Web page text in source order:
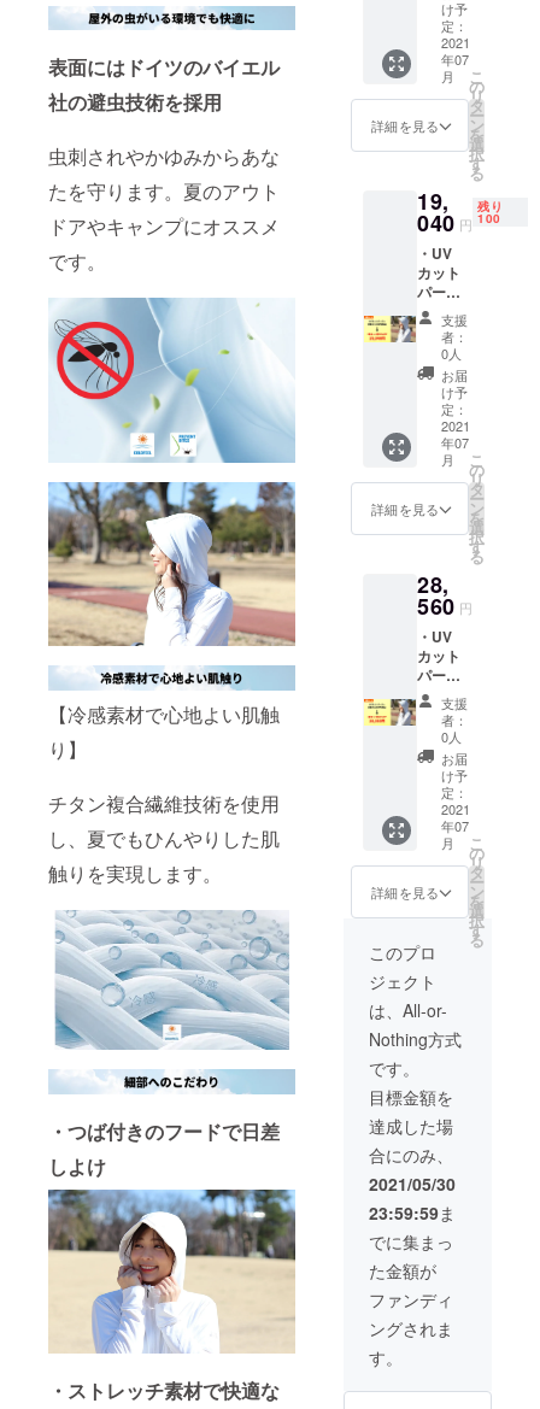
表面にはドイツのバイエル
社の避虫技術を採用
虫刺されやかゆみからあな
たを守ります。夏のアウト
ドアやキャンプにオススメ
です。
【冷感素材で心地よい肌触
り】
チタン複合繊維技術を使用
し、夏でもひんやりした肌
触りを実現します。
・つば付きのフードで日差
しよけ
・ストレッチ素材で快適な
製品を
皆様に
お届け
できる
様努め
ます
が、コ
でスケ
ジュー
れが出
る可能
性がご
ざいま
す。
F適用
・カ
ラー :
ホワイ
ト ・必
ずサイ
ズをお
選び下
4XL)
【注意
事項】
※プロ
ジェク
ト完了
後、ス
ジュー
ル通り
製品を
皆様に
お届け
できる
様努め
ます
が、コ
でスケ
ジュー
れが出
る可能
性がご
ざいま
す。
け予
定：
2021
年07
月
詳細を見る
こ
の
リ
タ
ー
ン
を
選
択
す
る
19,
040 円
残り
100
・UV
カット
パー
カー×2
着 ・2
着セッ
ト割
30%OF
F適用
・カ
ラー :
ホワイ
ト ・必
ずサイ
ズをお
(S〜
4XL)
【注意
事項】
※プロ
ジェク
ト完了
後、ス
ジュー
ル通り
製品を
皆様に
お届け
できる
様努め
ます
イルス
でスケ
ジュー
れが出
ざいま
す。
支援
者：
0人
お届
け予
定：
2021
年07
月
詳細を見る
こ
の
リ
タ
ー
ン
を
選
択
す
る
28,
560 円
・UV
カット
パー
カー×3
着 ・3
着セッ
ト割
30%OF
F適用
・カ
ラー :
ホワイ
ト ・必
ずサイ
ズをお
さい
(S〜
4XL)
【注意
事項】
※プロ
後、ス
ケ
ジュー
ル通り
製品を
皆様に
お届け
できる
様努め
ます
が、コ
ロナウ
イルス
ジュー
支援
者：
0人
お届
け予
定：
2021
年07
月
詳細を見る
こ
の
リ
タ
ー
ン
を
選
択
す
る
このプロ
ジェクト
は、All-or-
Nothing方式
です。
目標金額を
達成した場
合にのみ、
2021/05/30
23:59:59ま
でに集まっ
た金額が
ファンディ
ングされま
す。